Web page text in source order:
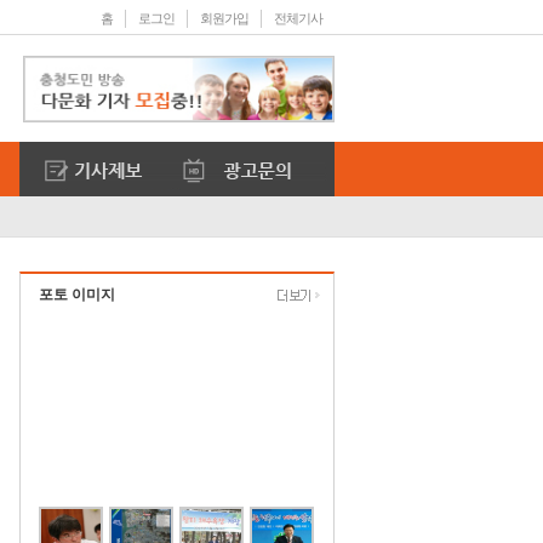
홈 로그인 회원가입 전체기사
포토 이미지